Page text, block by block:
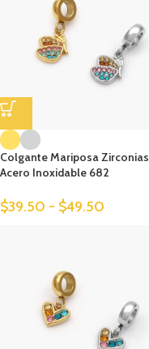
Colgante Mariposa Zirconias
Acero Inoxidable 682
$39.50 - $49.50